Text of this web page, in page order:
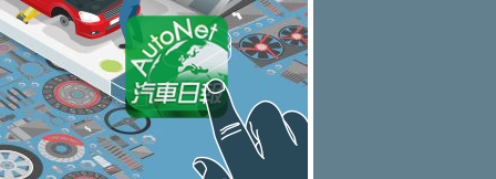
展示中心開幕
熱血登場 展現極致車技與專業職人精神
H2GP世界總決賽圓滿落幕 台灣團
隊表現精彩淨零減碳指標性應用 純電動水泥預
拌車 消防車除了滅火裝備還需要什麼？
一探SITRAK “準” 消防車的究竟
大益金龍初試啼聲，汽柴油5噸貨車
起展開首批車交車
Volvo EX60 即將叩關，靜肅性、底
盤與數位介面搶先揭露
Audi Q9 將於 2026 年底上市 旗艦
大型 SUV 鎖定七人座豪華市場
BMW攜手漫威電影【蜘蛛人：重生
日】 Skoda 發表全新 Peaq 內裝：七人
座純電旗艦 SUV，行李廂最大可達 935 公
全新純電 Mercedes-Benz C 400 4